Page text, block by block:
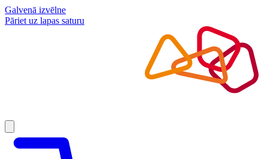
Galvenā izvēlne
Pāriet uz lapas saturu